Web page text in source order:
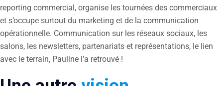
reporting commercial, organise les tournées des commerciaux
et s’occupe surtout du marketing et de la communication
opérationnelle. Communication sur les réseaux sociaux, les
salons, les newsletters, partenariats et représentations, le lien
avec le terrain, Pauline l’a retrouvé !